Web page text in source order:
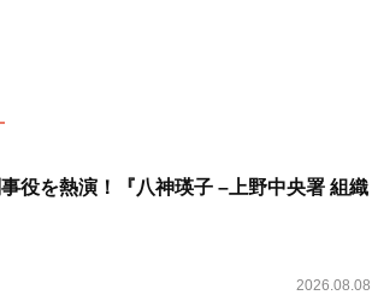
役を熱演！『八神瑛子 –上野中央署 組織
2026.08.08